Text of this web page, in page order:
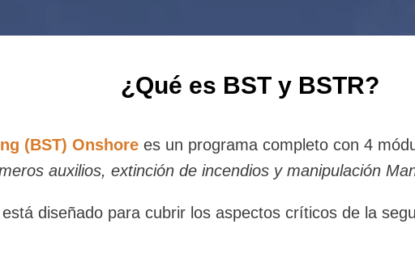
¿Qué es BST y BSTR?
(BST) Onshore es un programa completo con 4
auxilios, extinción de incendios y manipulación
diseñado para cubrir los aspectos críticos de la